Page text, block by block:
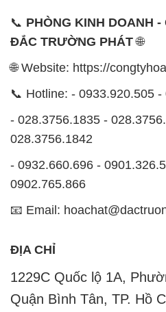
📞 PHÒNG KINH DOANH
ĐẮC TRƯỜNG PHÁT🌐
🌐 Website: https://
📞 Hotline: - 0933.920.505
- 028.3756.1835 -
028.3756.1842
- 0932.660.696 -
0902.765.866
📧 Email:
ĐỊA CHỈ
1229C Quốc lộ 1A,
Quận Bình Tân, TP. Hồ